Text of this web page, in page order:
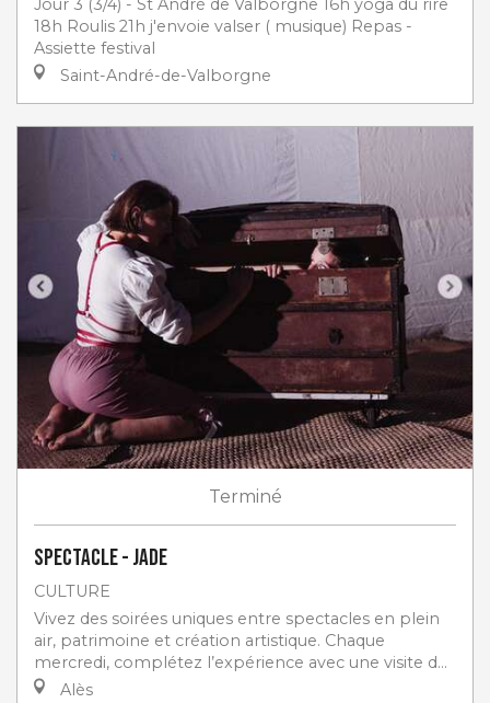
Jour 3 (3/4) - St André de Valborgne 16h yoga du rire
18h Roulis 21h j'envoie valser ( musique) Repas -
Assiette festival
Saint-André-de-Valborgne
Terminé
Spectacle - Jade
CULTURE
Vivez des soirées uniques entre spectacles en plein
air, patrimoine et création artistique. Chaque
mercredi, complétez l’expérience avec une visite d...
Alès